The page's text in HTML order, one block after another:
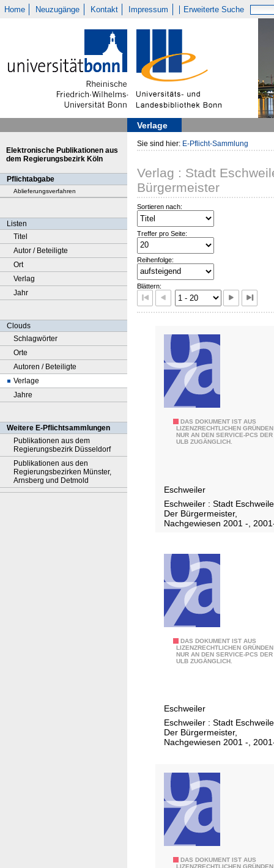
Home Neuzugänge Kontakt Impressum Erweiterte Suche
Verlage
Elektronische Publikationen aus
dem Regierungsbezirk Köln
Pflichtabgabe
Ablieferungsverfahren
Listen
Titel
Autor / Beteiligte
Ort
Verlag
Jahr
Clouds
Schlagwörter
Orte
Autoren / Beteiligte
Verlage
Jahre
Weitere E-Pflichtsammlungen
Publikationen aus dem
Regierungsbezirk Düsseldorf
Publikationen aus den
Regierungsbezirken Münster,
Arnsberg und Detmold
Sie sind hier: E-Pflicht-Sammlung
Verlag : Stadt
Bürgermeister
Sortieren nach:
Treffer pro Seite:
Reihenfolge:
Blättern:
DAS DOKUMENT IST AUS
LIZENZRECHTLICHEN GRÜNDEN
NUR AN DEN SERVICE-PCS DER
ULB ZUGÄNGLICH.
l
a
t
d
r
S
t
h
w
e
i
e
Eschweiler
Eschweiler : Stadt
Der Bürgermeister,
Nachgewiesen 2001 -,
DAS DOKUMENT IST AUS
LIZENZRECHTLICHEN GRÜNDEN
NUR AN DEN SERVICE-PCS DER
ULB ZUGÄNGLICH.
Eschweiler
Eschweiler : Stadt
Der Bürgermeister,
Nachgewiesen 2001 -,
DAS DOKUMENT IST AUS
LIZENZRECHTLICHEN GRÜNDEN